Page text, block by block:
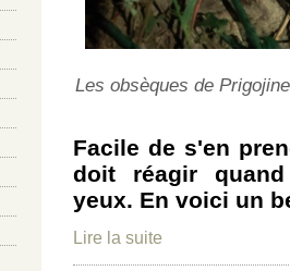
Les obsèques de
Facile de s'en
doit réagir
yeux. En voici un
Lire la suite